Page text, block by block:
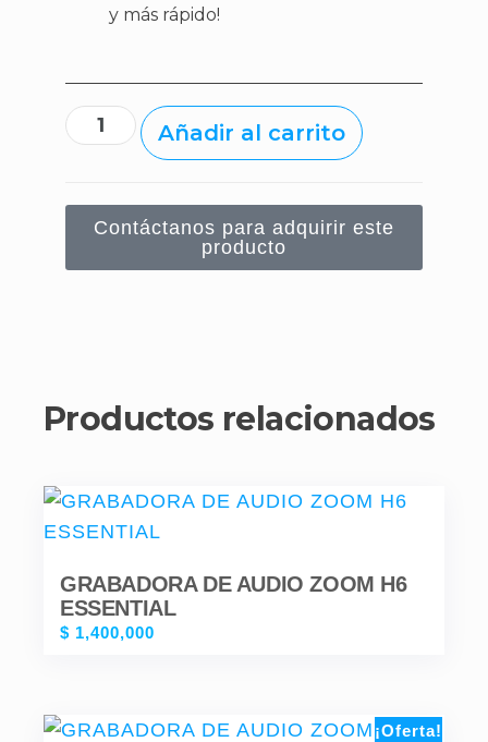
y más rápido!
Añadir al carrito
Contáctanos para adquirir este
producto
Productos relacionados
GRABADORA DE AUDIO ZOOM H6
ESSENTIAL
$ 1,400,000
¡Oferta!